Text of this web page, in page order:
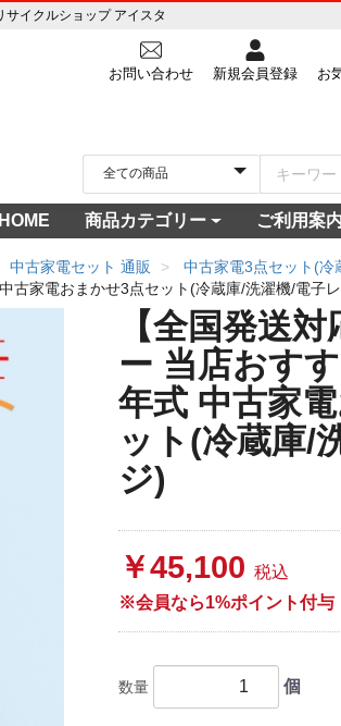
イクルショップ アイスタ
お問い合わせ 新規会員登録 お
HOME
商品カテゴリー
家電一覧
冷蔵庫
中古家電セット 通販
洗濯機
テレビ
エアコン
季節・空調家電
食洗機・食器乾燥機
調理家電
生活家電
AV機器・カメラ
3年保証対象商品
売り尽くしセール
ご利用案内
ご利用ガ
ご利用規約
配送・送
よくある
新規会員
会員ログ
パスワー
お問い合
中古家電セット 通販
中古家電3点セット(冷
古家電おまかせ3点セット(冷蔵庫/洗濯機/電子
【全国発送
ー 当店おす
年式 中古家
ット(冷蔵庫/
ジ)
￥45,100 税込
※会員なら1%ポイント付与
数量 個